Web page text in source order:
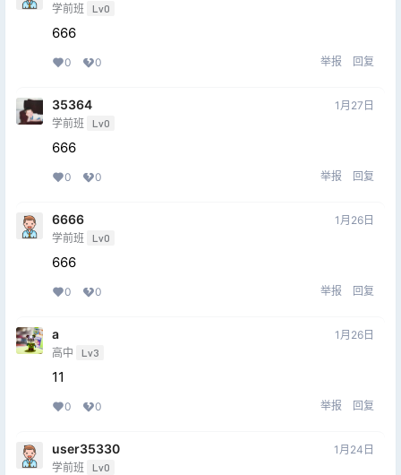
学前班 Lv0
666
0 0 举报 回复
35364
学前班 Lv0
1月27日
666
0 0 举报 回复
6666
学前班 Lv0
1月26日
666
0 0 举报 回复
a
高中 Lv3
1月26日
11
0 0 举报 回复
user35330
学前班 Lv0
1月24日